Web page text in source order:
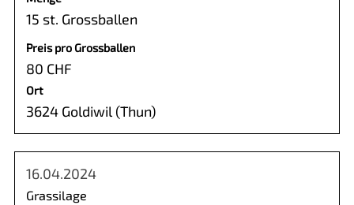
15 st. Grossballen
Preis pro Grossballen
80 CHF
Ort
3624 Goldiwil (Thun)
16.04.2024
Grassilage